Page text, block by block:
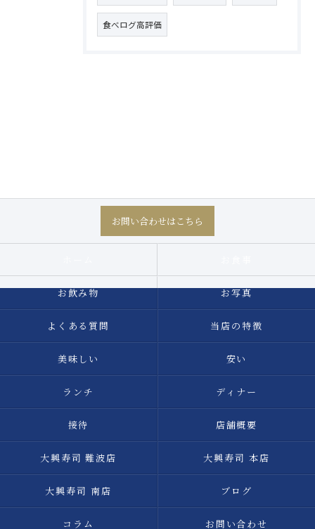
食べログ高評価
お問い合わせはこちら
お飲み物 お写真
よくある質問 当店の特徴
美味しい 安い
ランチ ディナー
接待 店舗概要
大興寿司 難波店 大興寿司 本店
大興寿司 南店 ブログ
コラム お問い合わせ